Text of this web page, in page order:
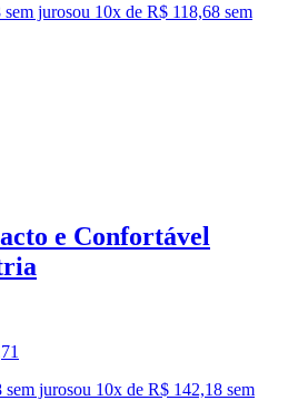
jurosou 10x de R$ 118,68 sem
e Confortável
71
sem jurosou 10x de R$ 142,18 sem